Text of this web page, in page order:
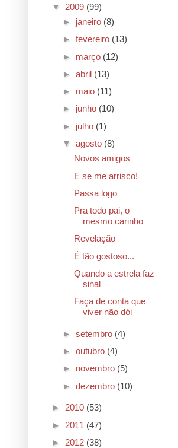
▼ 2009 (99)
► janeiro (8)
► fevereiro (13)
► março (12)
► abril (13)
► maio (11)
► junho (10)
► julho (1)
▼ agosto (8)
Novos amigos
E se me arrisco!
Passa logo
Pra todo pai, o
mesmo carinho
Revelação
É tão gostoso...
Quando a estrela faz
sinal
Faça de conta que
viver não dói
► setembro (4)
► outubro (4)
► novembro (5)
► dezembro (10)
► 2010 (53)
► 2011 (47)
► 2012 (38)